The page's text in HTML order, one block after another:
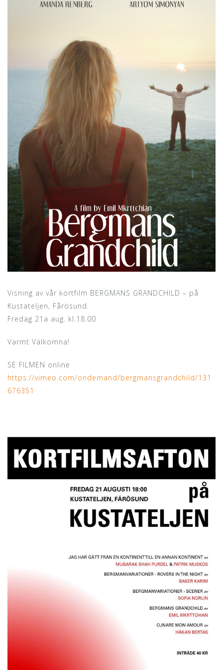
Visning av vår kortfilm BERGMANS GRANDCHILD – på
Kustateljen, Fårösund.
Fredag 21a aug. kl.18.00
Varmt Välkomna!
SE FILMEN online
https://vimeo.com/ondemand/bergmansgrandchild/131
676351